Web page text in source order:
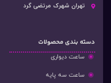
تهران شهرک مرتضی گرد
دسته‌ بندی محصولات
ساعت دیواری
ساعت سه پایه